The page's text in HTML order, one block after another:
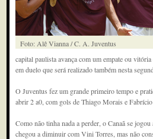
Foto: Alê Vianna / C. A. Juventus
capital paulista avança com um empate ou
em duelo que será realizado também nesta
O Juventus fez um grande primeiro tempo e
abrir 2 a0, com gols de Thiago Morais e
Como não tinha nada a perder, o Canaã se jogou
chegou a diminuir com Vini Torres, mas não